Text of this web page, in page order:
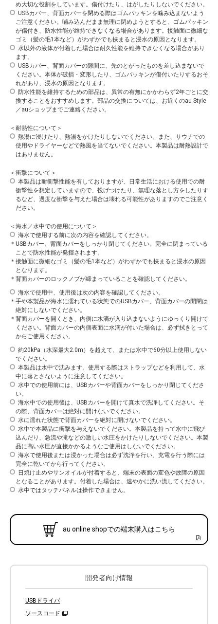
め大切な役割をしています。傷付けたり、はがしたりしないでください。
USBカバー、背面カバーを閉める際はゴムパッキンを噛み込まないよう
ご注意ください。噛み込んだまま無理に閉めようとすると、ゴムパッキン
が傷付き、防水性能が維持できなくなる場合があります。接触面に微細な
ゴミ（髪の毛1本など）がわずかでも挟まると浸水の原因となります。
水以外の液体が付着した場合は耐久性能を維持できなくなる場合があり
ます。
USBカバー、背面カバーの隙間に、先のとがったものを差し込まないで
ください。本体が破損・変形したり、ゴムパッキンが傷付いたりするおそ
れがあり、浸水の原因となります。
防水性能を維持するための部品は、異常の有無にかかわらず2年ごとに交
換することをおすすめします。部品の交換については、お近くのau Style
／auショップまでご連絡ください。
＜耐熱性について＞
熱湯に浸けたり、熱湯をかけたりしないでください。また、サウナでの
使用やドライヤーなどで熱風を当てないでください。本製品は耐熱設計で
はありません。
＜衝撃について＞
本製品は耐衝撃性能を有しておりますが、日常生活における使用での耐
衝撃性を想定していますので、投げつけたり、無理な落とし方をしたりす
るなど、過度な衝撃を与えた場合は壊れる可能性がありますのでご注意く
ださい。
＜海水／水中での使用について＞
海水で使用する前に次の内容を確認してください。
USBカバー、背面カバーをしっかり閉じてください。完全に閉まっている
ことで防水性能が発揮されます。
接触面に微細なゴミ（髪の毛1本など）がわずかでも挟まると浸水の原因
となります。
背面カバーのロックノブが締まっていることを確認してください。
海水で使用中、使用後は次の内容を確認してください。
手や本製品が海水に濡れている状態でのUSBカバー、背面カバーの開閉は
絶対にしないでください。
背面カバーを開くとき、内側に水滴が入り込まないようにゆっくり開けて
ください。背面カバーの内側表面に水滴が付いた場合は、必ず拭きとって
からご使用ください。
約20kPa（水深最大2.0m）を超えて、または水中で60分以上使用しない
でください。
本製品は水中で沈みます。使用する際はストラップなどを利用して、水
中に落とさないように注意してください。
水中での使用前には、USBカバーや背面カバーをしっかり閉じてくださ
い。
海水中での使用後は、USBカバーを開けて真水で洗浄してください。そ
の際、背面カバーは絶対に開けないでください。
水に濡れた状態で背面カバーを絶対に開けないでください。
水中で本製品に衝撃を与えないでください。本製品を持って水中に飛び
込んだり、急流や滝などの激しい水圧をかけたりしないでください。本製
品に高い水圧が直接かかるようなご使用はしないでください。
海水で使用後または浸かった場合は必ず洗浄を行い、充電を行う際には
完全に乾いてから行ってください。
日焼け止めやサンオイルが付着すると、端末の表面の変色や故障の原因
となることがあります。付着した場合は、速やかに洗い流してください。
水中ではタッチパネルは操作できません。
au online shopでの端末購入はこちら
開発者向け情報
USBドライバ
ソースコード